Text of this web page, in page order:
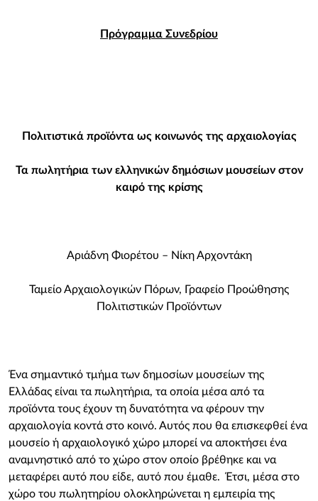
Πρόγραμμα Συνεδρίου
Πολιτιστικά προϊόντα ως κοινωνός της αρχαιολογίας
Τα πωλητήρια των ελληνικών δημόσιων μουσείων στον
καιρό της κρίσης
Αριάδνη Φιορέτου – Νίκη Αρχοντάκη
Ταμείο Αρχαιολογικών Πόρων, Γραφείο Προώθησης
Πολιτιστικών Προϊόντων
Ένα σημαντικό τμήμα των δημοσίων μουσείων της
Ελλάδας είναι τα πωλητήρια, τα οποία μέσα από τα
προϊόντα τους έχουν τη δυνατότητα να φέρουν την
αρχαιολογία κοντά στο κοινό. Αυτός που θα επισκεφθεί ένα
μουσείο ή αρχαιολογικό χώρο μπορεί να αποκτήσει ένα
αναμνηστικό από το χώρο στον οποίο βρέθηκε και να
μεταφέρει αυτό που είδε, αυτό που έμαθε. Έτσι, μέσα στο
χώρο του πωλητηρίου ολοκληρώνεται η εμπειρία της